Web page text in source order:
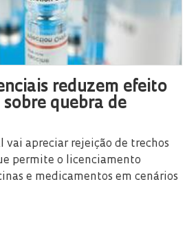
reduzem efeito
quebra de
vai apreciar rejeição de trechos
permite o licenciamento
e medicamentos em cenários